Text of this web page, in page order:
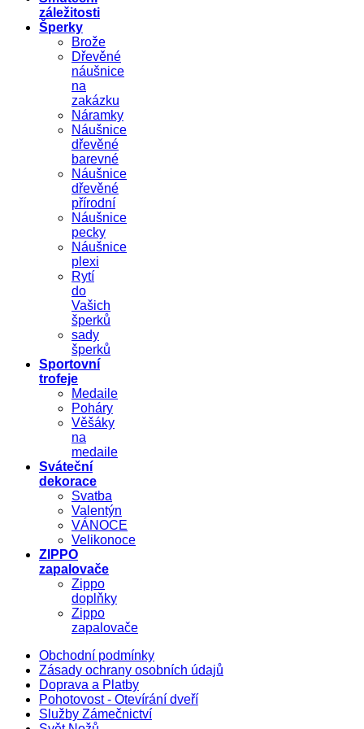
záležitosti
Šperky
Brože
Dřevěné
náušnice
na
zakázku
Náramky
Náušnice
dřevěné
barevné
Náušnice
dřevěné
přírodní
Náušnice
pecky
Náušnice
plexi
Rytí
do
Vašich
šperků
sady
šperků
Sportovní
trofeje
Medaile
Poháry
Věšáky
na
medaile
Sváteční
dekorace
Svatba
Valentýn
VÁNOCE
Velikonoce
ZIPPO
zapalovače
Zippo
doplňky
Zippo
zapalovače
Obchodní podmínky
Zásady ochrany osobních údajů
Doprava a Platby
Pohotovost - Otevírání dveří
Služby Zámečnictví